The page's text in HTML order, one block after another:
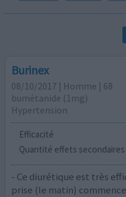
Burinex
08/10/2017 | Homme | 68
bumétanide (1mg)
Hypertension
Efficacité
Quantité effets secondaires
- Ce diurétique est très
prise (le matin)